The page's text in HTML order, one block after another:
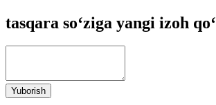
tasqara so‘ziga yangi izoh
Yuborish